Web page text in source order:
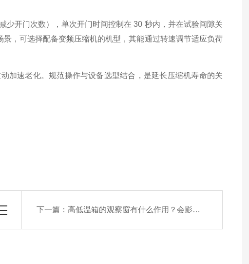
开门次数），单次开门时间控制在 30 秒内，并在试验间隙关
，可选择配备变频压缩机的机型，其能通过转速调节适应负荷
加速老化。规范操作与设备选型结合，是延长压缩机寿命的关
下一篇： 高低温箱的观察窗有什么作用？会影响箱内温度稳定性吗？